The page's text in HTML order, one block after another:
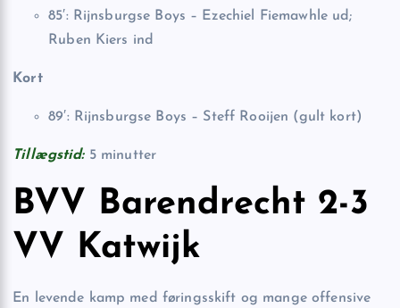
85′: Rijnsburgse Boys – Ezechiel Fiemawhle ud;
Ruben Kiers ind
Kort
89′: Rijnsburgse Boys – Steff Rooijen (gult kort)
Tillægstid:5 minutter
BVV Barendrecht 2-3
VV Katwijk
En levende kamp med føringsskift og mange offensive